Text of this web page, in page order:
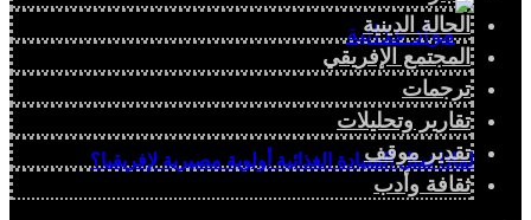
لماذا تمثل السيادة الغذائية أولوية مصيرية لإفريقيا؟
الحالة الدينية
المجتمع الإفريقي
ترجمات
تقارير وتحليلات
تقدير موقف
ثقافة وأدب